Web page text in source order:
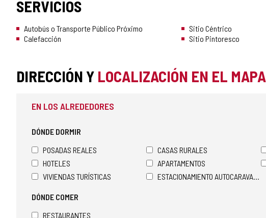
SERVICIOS
Autobús o Transporte Público Próximo
Calefacción
Sitio Céntrico
Sitio Pintoresco
DIRECCIÓN Y LOCALIZACIÓN EN EL MAPA
EN LOS ALREDEDORES
DÓNDE DORMIR
POSADAS REALES
CASAS RURALES
HOTELES
APARTAMENTOS
VIVIENDAS TURÍSTICAS
ESTACIONAMIENTO AUTOCARAVANAS
DÓNDE COMER
RESTAURANTES